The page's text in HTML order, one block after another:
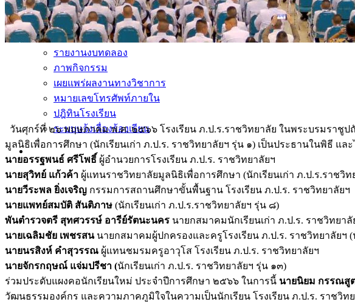
รายงานการประเมินสถานศึกษา
แผนปฏิบัติการปีงบประมาณ 2568
จัดซื้อจัดจ้าง
รายงานงบทดลอง
ภาพกิจกรรม
เผยแพร่ผลงานทางวิชาการ
หมายเลขโทรศัพท์ภายใน
ปฎิทินโรงเรียน
ระบบแจ้งเรื่องร้องเรียน
วันศุกร์ที่ ๒๖ พฤษภาคม พ.ศ. ๒๕๖๖ โรงเรียน ภ.ป.ร.ราชวิทยาลัย ในพระบรมราชู
มูลนิธิเพื่อการศึกษา (นักเรียนเก่า ภ.ป.ร. ราชวิทยาลัยฯ รุ่น ๑) เป็นประธานในพิธี และ
นายอรรฐพนธ์ ศรีโพธิ์ ผู้อำนวยการโรงเรียน ภ.ป.ร. ราชวิทยาลัยฯ
นายสุวิทย์ แก้วค้า ผู้แทนราชวิทยาลัยมูลนิธิเพื่อการศึกษา (นักเรียนเก่า ภ.ป.ร.ราชวิท
นายวีระพล ยิ่งเจริญ กรรมการสถานศึกษาขั้นพื้นฐาน โรงเรียน ภ.ป.ร. ราชวิทยาลัยฯ
นายแพทย์สมบัติ สันติภาษ (นักเรียนเก่า ภ.ป.ร.ราชวิทยาลัยฯ รุ่น ๘)
พันตำรวจตรี สุทศวรรษ์ อารีย์รัตนะนคร นายกสมาคมนักเรียนเก่า ภ.ป.ร. ราชวิทยา
นายเฉลิมชัย เพชรสนนายกสมาคมผู้ปกครองและครูโรงเรียน ภ.ป.ร. ราชวิทยาลัยฯ
นายนรสิงห์ คำสุวรรณ ผู้แทนชมรมครูอาวุโส โรงเรียน ภ.ป.ร. ราชวิทยาลัยฯ
นายจักรกฤษณ์ แจ่มปรีชา (นักเรียนเก่า ภ.ป.ร. ราชวิทยาลัยฯ รุ่น ๑๓)
ร่วมประดับแผงคอนักเรียนใหม่ ประจำปีการศึกษา ๒๕๖๖ ในการนี้ นายนิยม กรรณสู
วัฒนธรรมองค์กร และความภาคภูมิใจในความเป็นนักเรียน โรงเรียน ภ.ป.ร. ราช